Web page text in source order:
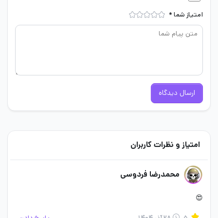
می‌شود گیمرها از استراتژی‌های منحصربه‌فردی در این بازی طراحی کنند.
در Arena Breakout ریسک کردن امری ضروری برای پیروزی در این بازی
امتیاز شما*
ارسال دیدگاه
امتیاز و نظرات کاربران
محمدرضا فردوسی
😍